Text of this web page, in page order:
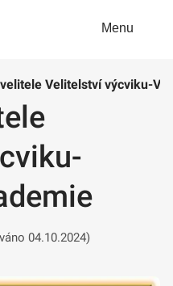
Menu
Velitelství výcviku-
04.10.2024)